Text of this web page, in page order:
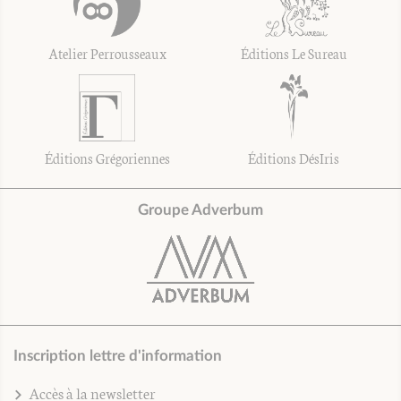
Atelier Perrousseaux Éditions Le Sureau
Éditions Grégoriennes Éditions DésIris
Groupe Adverbum
Inscription lettre d'information
Accès à la newsletter